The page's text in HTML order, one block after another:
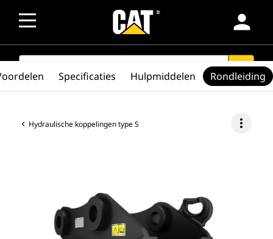
person
SEARCH search
Hydraulische koppelingen type S more_vert
Specificaties Hulpmiddelen Rondleiding